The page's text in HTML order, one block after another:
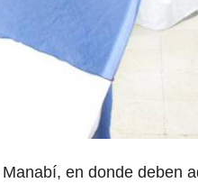
en donde deben